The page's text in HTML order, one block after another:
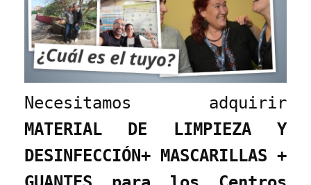
Necesitamos adquirir
MATERIAL DE LIMPIEZA Y
DESINFECCIÓN+ MASCARILLAS +